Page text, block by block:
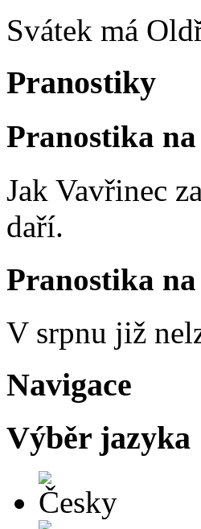
Svátek má
Pranostiky
Pranostika
Jak Vavřinec
daří.
Pranostika
V srpnu již
Navigace
Výběr jazyka